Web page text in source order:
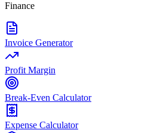
Finance
Invoice Generator
Profit Margin
Break-Even Calculator
Expense Calculator